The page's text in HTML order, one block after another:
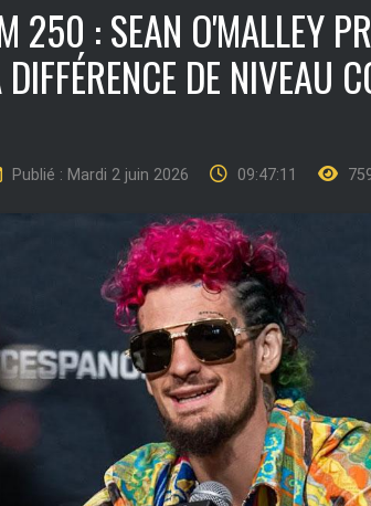
250 : SEAN O'MALLEY
DE NIVEAU
Publié : Mardi 2 juin 2026 09:47:11